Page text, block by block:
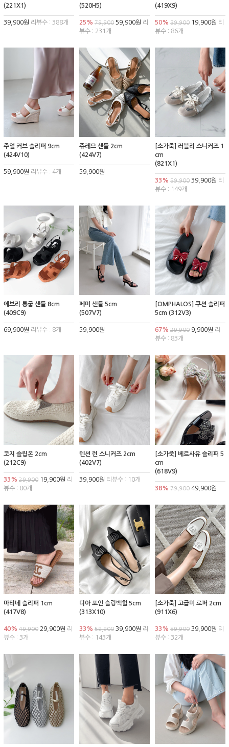
(221X1)
39,900원 리뷰수 : 388개
(520H5)
25% 79,90059,900원 리
뷰수 : 231개
(419X9)
50% 39,90019,900원 리
뷰수 : 86개
주얼 커브 슬리퍼 9cm
(424V10)
59,900원 리뷰수 : 4개
쥬레므 샌들 2cm
(424V7)
59,900원
[소가죽] 러블리 스니커즈 1
cm
(821X1)
33% 59,90039,900원 리
뷰수 : 149개
에브리 통굽 샌들 8cm
(409C9)
69,900원 리뷰수 : 8개
페미 샌들 5cm
(507V7)
59,900원
[OMPHALOS] 쿠션 슬리퍼
5cm (312V3)
67% 29,9009,900원 리
뷰수 : 83개
코지 슬립온 2cm
(212C9)
33% 29,900 19,900원 리
뷰수 : 80개
텐션 런 스니커즈 2cm
(402V7)
39,900원 리뷰수 : 10개
[소가죽] 베르사유 슬리퍼 5
cm
(618V9)
38% 79,90049,900원
마티네 슬리퍼 1cm
(417V8)
40% 49,900 29,900원 리
뷰수 : 3개
디아 포인 슬링백힐 5cm
(313X10)
33% 59,90039,900원 리
뷰수 : 143개
[소가죽] 고급미 로퍼 2cm
(911X6)
33% 59,90039,900원 리
뷰수 : 32개